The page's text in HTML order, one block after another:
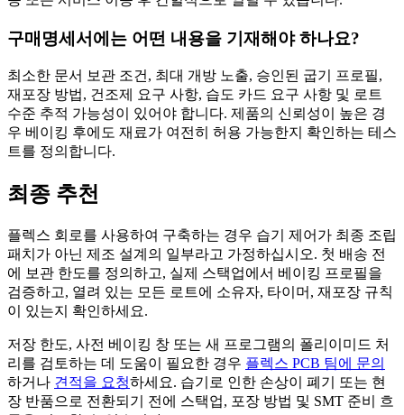
구매명세서에는 어떤 내용을 기재해야 하나요?
최소한 문서 보관 조건, 최대 개방 노출, 승인된 굽기 프로필,
재포장 방법, 건조제 요구 사항, 습도 카드 요구 사항 및 로트
수준 추적 가능성이 있어야 합니다. 제품의 신뢰성이 높은 경
우 베이킹 후에도 재료가 여전히 허용 가능한지 확인하는 테스
트를 정의합니다.
최종 추천
플렉스 회로를 사용하여 구축하는 경우 습기 제어가 최종 조립
패치가 아닌 제조 설계의 일부라고 가정하십시오. 첫 배송 전
에 보관 한도를 정의하고, 실제 스택업에서 베이킹 프로필을
검증하고, 열려 있는 모든 로트에 소유자, 타이머, 재포장 규칙
이 있는지 확인하세요.
저장 한도, 사전 베이킹 창 또는 새 프로그램의 폴리이미드 처
리를 검토하는 데 도움이 필요한 경우 플렉스 PCB 팀에 문의
하거나 견적을 요청하세요. 습기로 인한 손상이 폐기 또는 현
장 반품으로 전환되기 전에 스택업, 포장 방법 및 SMT 준비 흐